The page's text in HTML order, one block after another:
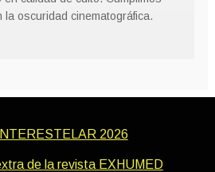
la oscuridad cinematográfica.
2026
de la revista EXHUMED